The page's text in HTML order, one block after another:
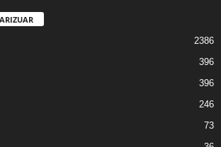
2386
396
396
246
73